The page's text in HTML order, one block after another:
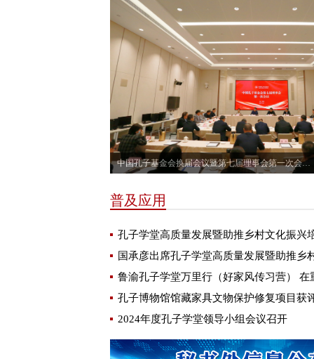
中国孔子基金会换届会议暨第七届理事会第一次会议召开
普及应用
孔子学堂高质量发展暨助推乡村文化振兴
鲁渝孔子学堂万里行（好家风传习营） 在
2024年度孔子学堂领导小组会议召开